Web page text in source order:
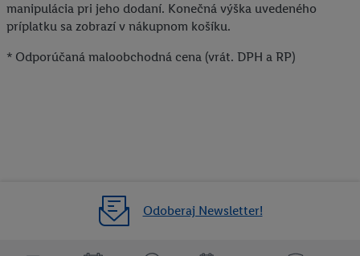
manipulácia pri jeho dodaní. Konečná výška uvedeného
príplatku sa zobrazí v nákupnom košíku.
* Odporúčaná maloobchodná cena (vrát. DPH a RP)
Odoberaj Newsletter!